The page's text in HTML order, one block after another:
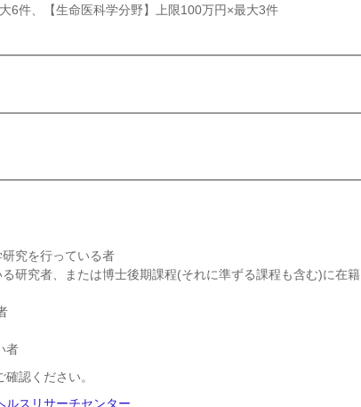
6件、【生命医科学分野】上限100万円×最大3件
究を行っている者
研究者、または博士後期課程(それに準ずる課程も含む)に在籍
者
認ください。
ルスリサーチセンター